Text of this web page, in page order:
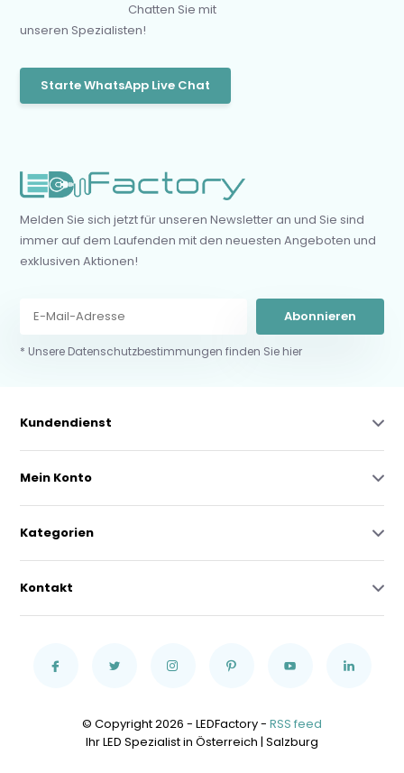
Chatten Sie mit
unseren Spezialisten!
Starte WhatsApp Live Chat
Melden Sie sich jetzt für unseren Newsletter an und Sie sind
immer auf dem Laufenden mit den neuesten Angeboten und
exklusiven Aktionen!
Abonnieren
* Unsere Datenschutzbestimmungen finden Sie hier
Kundendienst
Mein Konto
Kategorien
Kontakt
© Copyright 2026 - LEDFactory - RSS feed
Ihr LED Spezialist in Österreich | Salzburg